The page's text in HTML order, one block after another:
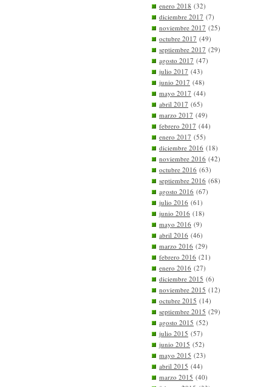
enero 2018 (32)
diciembre 2017 (7)
noviembre 2017 (25)
octubre 2017 (49)
septiembre 2017 (29)
agosto 2017 (47)
julio 2017 (43)
junio 2017 (48)
mayo 2017 (44)
abril 2017 (65)
marzo 2017 (49)
febrero 2017 (44)
enero 2017 (55)
diciembre 2016 (18)
noviembre 2016 (42)
octubre 2016 (63)
septiembre 2016 (68)
agosto 2016 (67)
julio 2016 (61)
junio 2016 (18)
mayo 2016 (9)
abril 2016 (46)
marzo 2016 (29)
febrero 2016 (21)
enero 2016 (27)
diciembre 2015 (6)
noviembre 2015 (12)
octubre 2015 (14)
septiembre 2015 (29)
agosto 2015 (52)
julio 2015 (57)
junio 2015 (52)
mayo 2015 (23)
abril 2015 (44)
marzo 2015 (40)